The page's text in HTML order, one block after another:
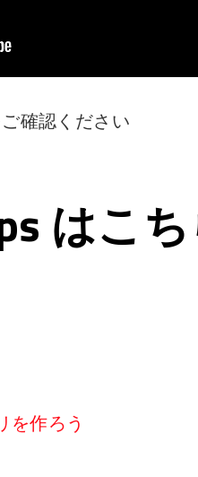
確認ください
はこ
を作ろう